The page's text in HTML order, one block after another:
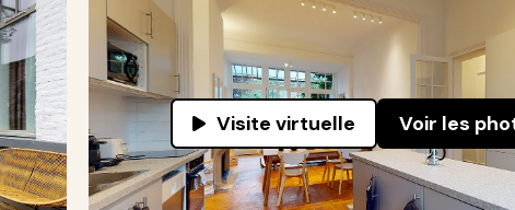
Visite virtuelle Voir les